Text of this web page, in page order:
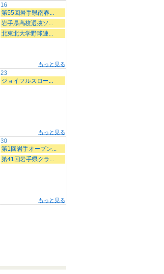
16
第55回岩手県南春...
岩手県高校選抜ソ...
北東北大学野球連...
もっと見る
23
ジョイフルスロー...
もっと見る
30
第1回岩手オープン...
第41回岩手県クラ...
もっと見る